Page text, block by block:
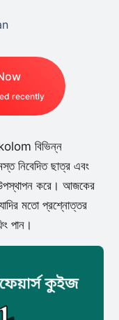
recently
বিভিন্ন
নিবেদিত ছাত্র এবং
উপস্থাপন করে। আজকের
মতো প্রশ্নোত্তর
পান।